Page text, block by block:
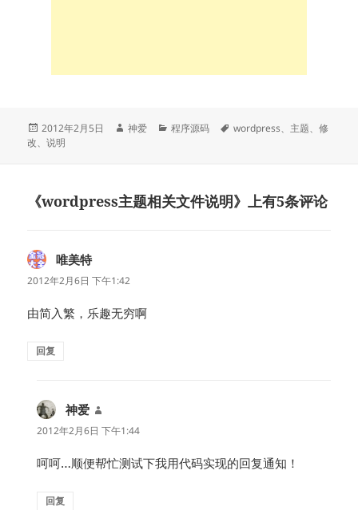
发
布
2012年2月5日
作
神爱
分
程序源码
标
wordpress、 主题、修
改、说明
《wordpress主题相关文件说明》上有5条评论
唯美特说
道：
2012年2月6日 下午1:42
由简入繁，乐趣无穷啊
回复
神爱
道：
2012年2月6日 下午1:44
呵呵…顺便帮忙测试下我用代码实现的回复通知！
回复